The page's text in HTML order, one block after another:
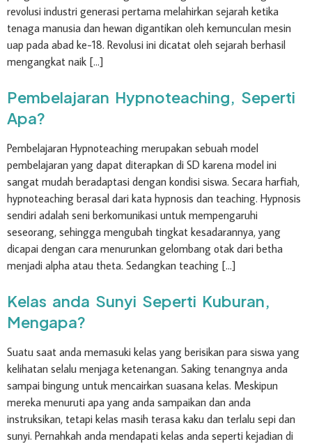
revolusi industri generasi pertama melahirkan sejarah ketika
tenaga manusia dan hewan digantikan oleh kemunculan mesin
uap pada abad ke-18. Revolusi ini dicatat oleh sejarah berhasil
mengangkat naik […]
Pembelajaran Hypnoteaching, Seperti
Apa?
Pembelajaran Hypnoteaching merupakan sebuah model
pembelajaran yang dapat diterapkan di SD karena model ini
sangat mudah beradaptasi dengan kondisi siswa. Secara harfiah,
hypnoteaching berasal dari kata hypnosis dan teaching. Hypnosis
sendiri adalah seni berkomunikasi untuk mempengaruhi
seseorang, sehingga mengubah tingkat kesadarannya, yang
dicapai dengan cara menurunkan gelombang otak dari betha
menjadi alpha atau theta. Sedangkan teaching […]
Kelas anda Sunyi Seperti Kuburan,
Mengapa?
Suatu saat anda memasuki kelas yang berisikan para siswa yang
kelihatan selalu menjaga ketenangan. Saking tenangnya anda
sampai bingung untuk mencairkan suasana kelas. Meskipun
mereka menuruti apa yang anda sampaikan dan anda
instruksikan, tetapi kelas masih terasa kaku dan terlalu sepi dan
sunyi. Pernahkah anda mendapati kelas anda seperti kejadian di